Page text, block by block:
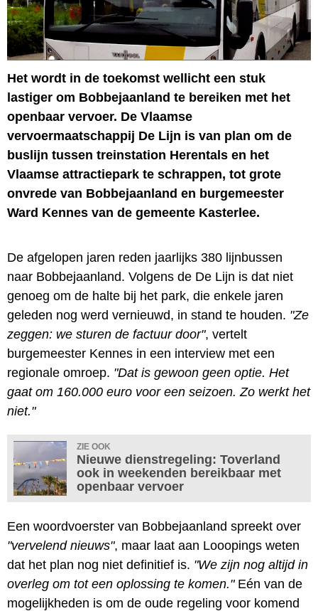
Het wordt in de toekomst wellicht een stuk
lastiger om Bobbejaanland te bereiken met het
openbaar vervoer. De Vlaamse
vervoermaatschappij De Lijn is van plan om de
buslijn tussen treinstation Herentals en het
Vlaamse attractiepark te schrappen, tot grote
onvrede van Bobbejaanland en burgemeester
Ward Kennes van de gemeente Kasterlee.
De afgelopen jaren reden jaarlijks 380 lijnbussen
naar Bobbejaanland. Volgens de De Lijn is dat niet
genoeg om de halte bij het park, die enkele jaren
geleden nog werd vernieuwd, in stand te houden. "Ze
zeggen: we sturen de factuur door", vertelt
burgemeester Kennes in een interview met een
regionale omroep. "Dat is gewoon geen optie. Het
gaat om 160.000 euro voor een seizoen. Zo werkt het
niet."
ZIE OOK
Nieuwe dienstregeling: Toverland
ook in weekenden bereikbaar met
openbaar vervoer
Een woordvoerster van Bobbejaanland spreekt over
"vervelend nieuws", maar laat aan Looopings weten
dat het plan nog niet definitief is. "We zijn nog altijd in
overleg om tot een oplossing te komen."Eén van de
mogelijkheden is om de oude regeling voor komend